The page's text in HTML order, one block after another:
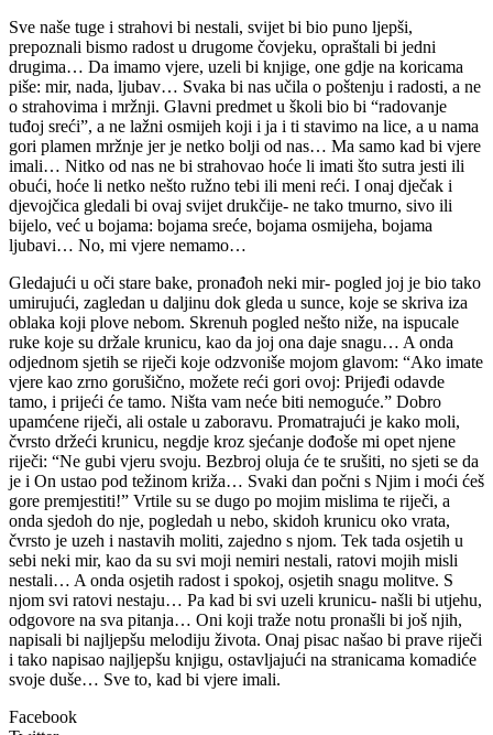
Sve naše tuge i strahovi bi nestali, svijet bi bio puno ljepši,
prepoznali bismo radost u drugome čovjeku, opraštali bi jedni
drugima… Da imamo vjere, uzeli bi knjige, one gdje na koricama
piše: mir, nada, ljubav… Svaka bi nas učila o poštenju i radosti, a ne
o strahovima i mržnji. Glavni predmet u školi bio bi “radovanje
tuđoj sreći”, a ne lažni osmijeh koji i ja i ti stavimo na lice, a u nama
gori plamen mržnje jer je netko bolji od nas… Ma samo kad bi vjere
imali… Nitko od nas ne bi strahovao hoće li imati što sutra jesti ili
obući, hoće li netko nešto ružno tebi ili meni reći. I onaj dječak i
djevojčica gledali bi ovaj svijet drukčije- ne tako tmurno, sivo ili
bijelo, već u bojama: bojama sreće, bojama osmijeha, bojama
ljubavi… No, mi vjere nemamo…
Gledajući u oči stare bake, pronađoh neki mir- pogled joj je bio tako
umirujući, zagledan u daljinu dok gleda u sunce, koje se skriva iza
oblaka koji plove nebom. Skrenuh pogled nešto niže, na ispucale
ruke koje su držale krunicu, kao da joj ona daje snagu… A onda
odjednom sjetih se riječi koje odzvoniše mojom glavom: “Ako imate
vjere kao zrno gorušično, možete reći gori ovoj: Prijeđi odavde
tamo, i prijeći će tamo. Ništa vam neće biti nemoguće.” Dobro
upamćene riječi, ali ostale u zaboravu. Promatrajući je kako moli,
čvrsto držeći krunicu, negdje kroz sjećanje dođoše mi opet njene
riječi: “Ne gubi vjeru svoju. Bezbroj oluja će te srušiti, no sjeti se da
je i On ustao pod težinom križa… Svaki dan počni s Njim i moći ćeš
gore premjestiti!” Vrtile su se dugo po mojim mislima te riječi, a
onda sjedoh do nje, pogledah u nebo, skidoh krunicu oko vrata,
čvrsto je uzeh i nastavih moliti, zajedno s njom. Tek tada osjetih u
sebi neki mir, kao da su svi moji nemiri nestali, ratovi mojih misli
nestali… A onda osjetih radost i spokoj, osjetih snagu molitve. S
njom svi ratovi nestaju… Pa kad bi svi uzeli krunicu- našli bi utjehu,
odgovore na sva pitanja… Oni koji traže notu pronašli bi još njih,
napisali bi najljepšu melodiju života. Onaj pisac našao bi prave riječi
i tako napisao najljepšu knjigu, ostavljajući na stranicama komadiće
svoje duše… Sve to, kad bi vjere imali.
Facebook